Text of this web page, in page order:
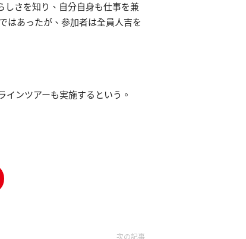
しさを知り、自分自身も仕事を兼
はあったが、参加者は全員人吉を
ンツアーも実施するという。
次の記事